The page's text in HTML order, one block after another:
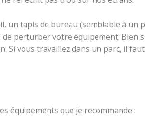
un tapis de bureau (semblable à un
perturber votre équipement.
Si vous travaillez dans un parc, il
équipements que je recommande :